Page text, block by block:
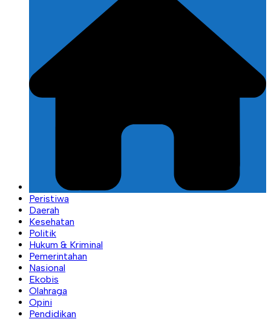
Peristiwa
Daerah
Kesehatan
Politik
Hukum & Kriminal
Pemerintahan
Nasional
Ekobis
Olahraga
Opini
Pendidikan